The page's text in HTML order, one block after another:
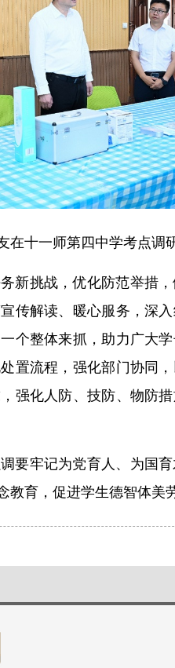
在十一师第四中学考点
新挑战，优化防范举措
传解读、暖心服务，深
个整体来抓，助力广大
置流程，强化部门协同
强化人防、技防、物防
要牢记为党育人、为国
育，促进学生德智体美